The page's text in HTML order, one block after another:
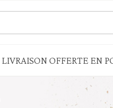
LIVRAISON OFFERTE EN